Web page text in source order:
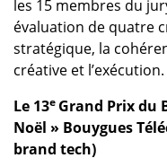
les 15 membres du
évaluation de quatre
stratégique, la
créative et l’exécution.
Le 13e Grand Prix du
Noël » Bouygues
brand tech)